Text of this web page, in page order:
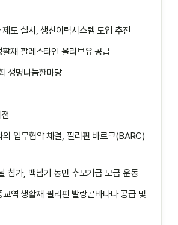
도 실시, 생산이력시스템 도입 추진
재 팔레스타인 올리브유 공급
생명나눔한마당
업무협약 체결, 필리핀 바르크(BARC)
참가, 백남기 농민 추모기금 모금 운동
역 생활재 필리핀 발랑곤바나나 공급 및